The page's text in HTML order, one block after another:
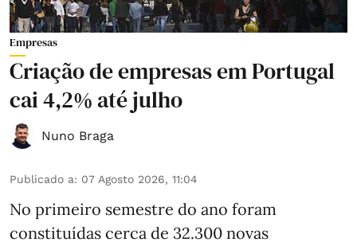
Empresas
Criação de empresas em Portugal
cai 4,2% até julho
Nuno Braga
Publicado a: 07 Agosto 2026, 11:04
No primeiro semestre do ano foram
constituídas cerca de 32.300 novas